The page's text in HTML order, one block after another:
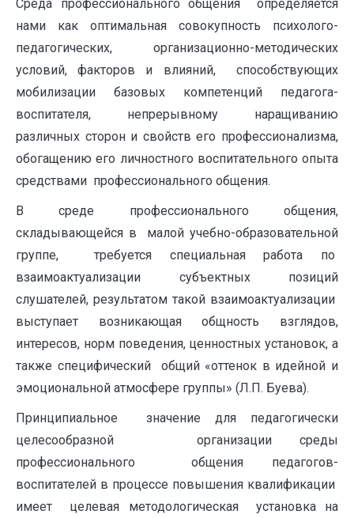
Среда профессионального общения определяется
нами как оптимальная совокупность психолого-
педагогических, организационно-методических
условий, факторов и влияний, способствующих
мобилизации базовых компетенций педагога-
воспитателя, непрерывному наращиванию
различных сторон и свойств его профессионализма,
обогащению его личностного воспитательного опыта
средствами профессионального общения.
В среде профессионального общения,
складывающейся в малой учебно-образовательной
группе, требуется специальная работа по
взаимоактуализации субъектных позиций
слушателей, результатом такой взаимоактуализации
выступает возникающая общность взглядов,
интересов, норм поведения, ценностных установок, а
также специфический общий «оттенок в идейной и
эмоциональной атмосфере группы» (Л.П. Буева).
Принципиальное значение для педагогически
целесообразной организации среды
профессионального общения педагогов-
воспитателей в процессе повышения квалификации
имеет целевая методологическая установка на